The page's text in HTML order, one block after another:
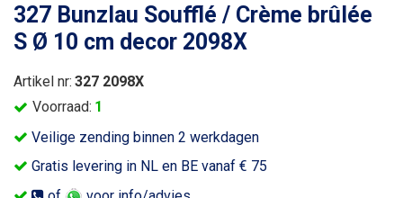
327 Bunzlau Soufflé / Crème brûlée
S Ø 10 cm decor 2098X
Veilige zending binnen 2 werkdagen
Gratis levering in NL en BE vanaf € 75
Voorraad: 1
Artikel nr: 327 2098X